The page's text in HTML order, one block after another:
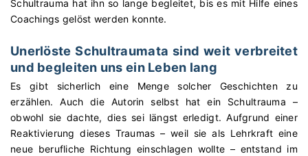
Schultrauma hat ihn so lange begleitet, bis es mit Hilfe eines
Coachings gelöst werden konnte.
Unerlöste Schultraumata sind weit verbreitet
und begleiten uns ein Leben lang
Es gibt sicherlich eine Menge solcher Geschichten zu
erzählen. Auch die Autorin selbst hat ein Schultrauma –
obwohl sie dachte, dies sei längst erledigt. Aufgrund einer
Reaktivierung dieses Traumas – weil sie als Lehrkraft eine
neue berufliche Richtung einschlagen wollte – entstand im